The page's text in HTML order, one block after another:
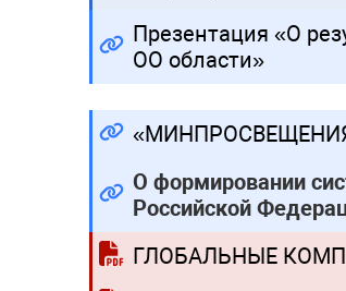
Презентация «О
ОО области»
«МИНПРОСВЕЩЕНИЯ
О формировании
Российской
ГЛОБАЛЬНЫЕ